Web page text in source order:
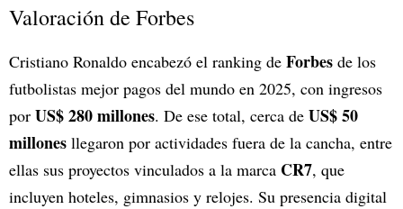
Valoración de Forbes
Cristiano Ronaldo encabezó el ranking de Forbes de los
futbolistas mejor pagos del mundo en 2025, con ingresos
por US$ 280 millones. De ese total, cerca de US$ 50
millones llegaron por actividades fuera de la cancha, entre
ellas sus proyectos vinculados a la marca CR7, que
incluyen hoteles, gimnasios y relojes. Su presencia digital